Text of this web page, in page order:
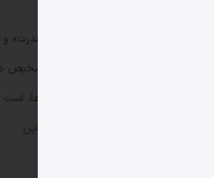
معروف او، مانند سریال «حلقه‌های قدرت» و
قادرند جزئیات دورترین نقاط را تشخیص
در این زمینه، گالادریل، بانوی الف‌ها،
خشکی را زودتر از دیگران می‌بیند. این